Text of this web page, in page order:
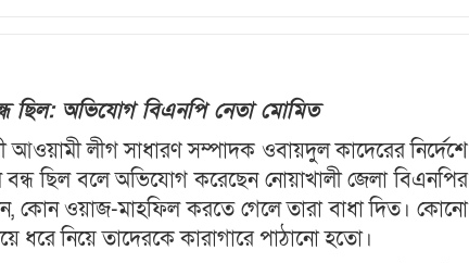
ছিল: অভিযোগ বিএনপি নেতা মোমিত
আওয়ামী লীগ সাধারণ সম্পাদক ওবায়দুল কাদেরের নির্দেশে
ছিল বলে অভিযোগ করেছেন নোয়াখালী জেলা বিএনপির
কোন ওয়াজ-মাহফিল করতে গেলে তারা বাধা দিত। কোনো
ধরে নিয়ে তাদেরকে কারাগারে পাঠানো হতো।